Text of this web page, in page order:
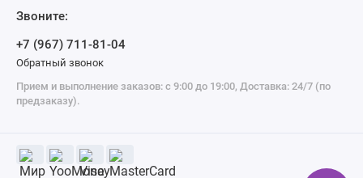
Звоните:
+7 (967) 711-81-04
Обратный звонок
Прием и выполнение заказов: с 9:00 до 19:00, Доставка: 24/7 (по
предзаказу).